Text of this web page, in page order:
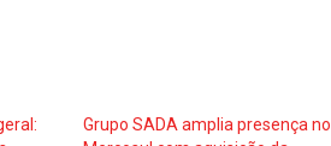
Grupo SADA amplia presença no